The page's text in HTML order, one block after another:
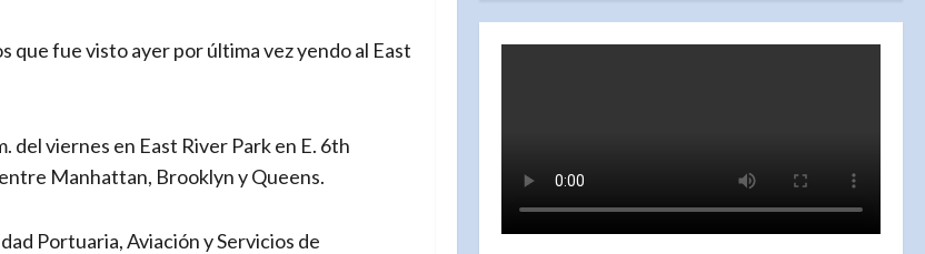
que fue visto ayer por última vez yendo al East
del viernes en East River Park en E. 6th
Manhattan, Brooklyn y Queens.
Portuaria, Aviación y Servicios de